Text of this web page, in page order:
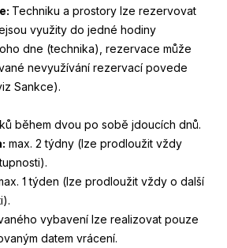
Techniku a prostory lze rezervovat
využity do jedné hodiny
dne (technika), rezervace může
nevyužívání rezervací povede
Sankce).
během dvou po sobě jdoucích dnů.
max. 2 týdny (lze prodloužit vždy
1 týden (lze prodloužit vždy o další
vybavení lze realizovat pouze
datem vrácení.